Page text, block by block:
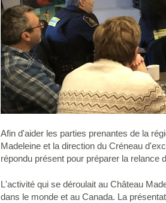
Afin d'aider les parties prenantes de la
Madeleine et la direction du Créneau
répondu présent pour préparer la relance
L'activité qui se déroulait au Château
dans le monde et au Canada. La